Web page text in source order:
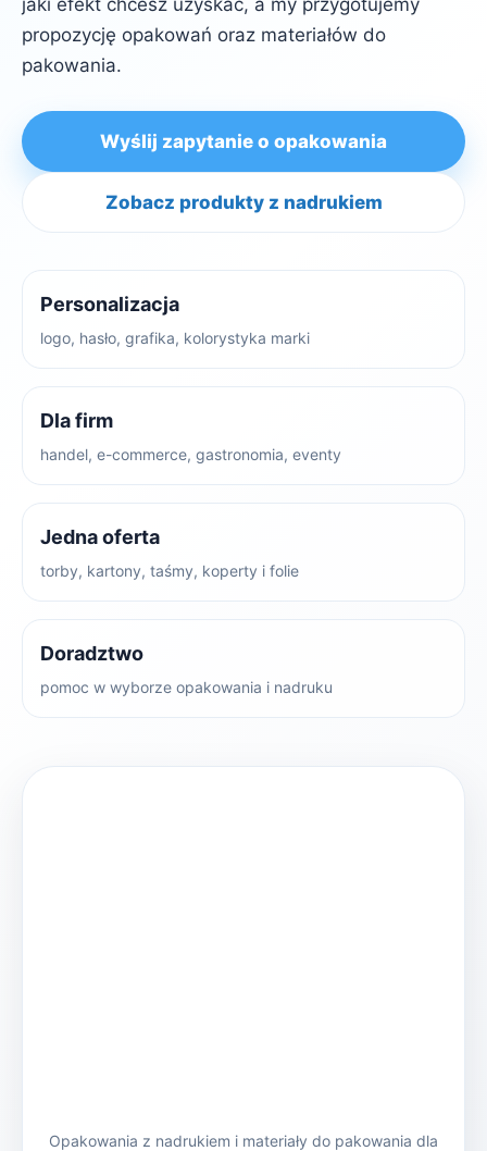
jaki efekt chcesz uzyskać, a my przygotujemy
propozycję opakowań oraz materiałów do
pakowania.
Wyślij zapytanie o opakowania
Zobacz produkty z nadrukiem
Personalizacja
logo, hasło, grafika, kolorystyka marki
Dla firm
handel, e-commerce, gastronomia, eventy
Jedna oferta
torby, kartony, taśmy, koperty i folie
Doradztwo
pomoc w wyborze opakowania i nadruku
Opakowania z nadrukiem i materiały do pakowania dla